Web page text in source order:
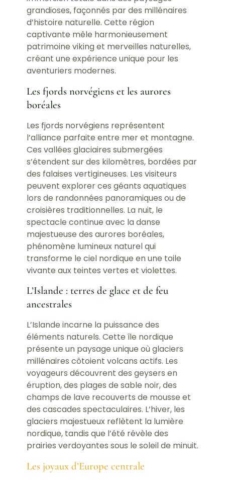
grandioses, façonnés par des millénaires
d’histoire naturelle. Cette région
captivante mêle harmonieusement
patrimoine viking et merveilles naturelles,
créant une expérience unique pour les
aventuriers modernes.
Les fjords norvégiens et les aurores
boréales
Les fjords norvégiens représentent
l’alliance parfaite entre mer et montagne.
Ces vallées glaciaires submergées
s’étendent sur des kilomètres, bordées par
des falaises vertigineuses. Les visiteurs
peuvent explorer ces géants aquatiques
lors de randonnées panoramiques ou de
croisières traditionnelles. La nuit, le
spectacle continue avec la danse
majestueuse des aurores boréales,
phénomène lumineux naturel qui
transforme le ciel nordique en une toile
vivante aux teintes vertes et violettes.
L’Islande : terres de glace et de feu
ancestrales
L’Islande incarne la puissance des
éléments naturels. Cette île nordique
présente un paysage unique où glaciers
millénaires côtoient volcans actifs. Les
voyageurs découvrent des geysers en
éruption, des plages de sable noir, des
champs de lave recouverts de mousse et
des cascades spectaculaires. L’hiver, les
glaciers majestueux reflètent la lumière
nordique, tandis que l’été révèle des
prairies verdoyantes sous le soleil de minuit.
Les joyaux d’Europe centrale